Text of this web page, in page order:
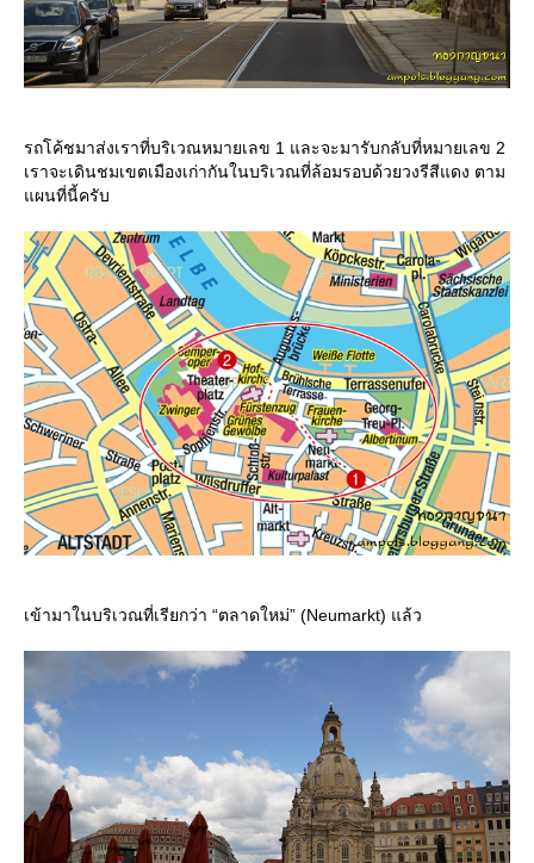
รถโค้ชมาส่งเราที่บริเวณหมายเลข 1 และจะมารับกลับที่หมายเลข 2
เราจะเดินชมเขตเมืองเก่ากันในบริเวณที่ล้อมรอบด้วยวงรีสีแดง ตาม
ผนที่นี้ครับ
เข้ามาในบริเวณที่เรียกว่า “ตลาดใหม่” (Neumarkt) แล้ว